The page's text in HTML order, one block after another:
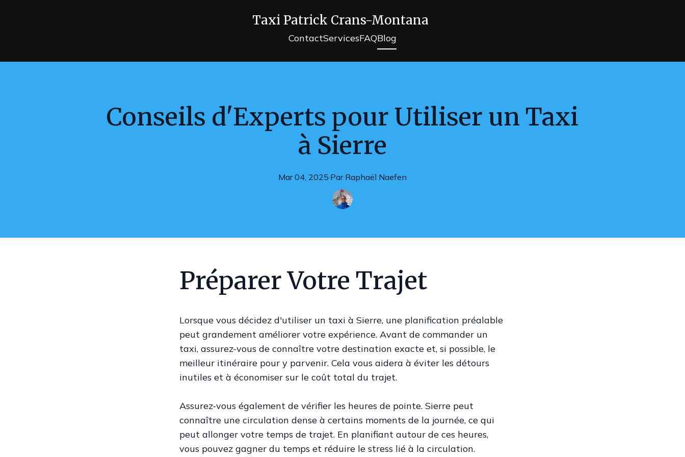
Taxi Patrick Crans-Montana
ContactServicesFAQBlog
Conseils d'Experts pour Utiliser un Taxi
à Sierre
Mar 04, 2025·Par Raphaël Naefen
Préparer Votre Trajet
Lorsque vous décidez d'utiliser un taxi à Sierre, une planification préalable
peut grandement améliorer votre expérience. Avant de commander un
taxi, assurez-vous de connaître votre destination exacte et, si possible, le
meilleur itinéraire pour y parvenir. Cela vous aidera à éviter les détours
inutiles et à économiser sur le coût total du trajet.
Assurez-vous également de vérifier les heures de pointe. Sierre peut
connaître une circulation dense à certains moments de la journée, ce qui
peut allonger votre temps de trajet. En planifiant autour de ces heures,
vous pouvez gagner du temps et réduire le stress lié à la circulation.